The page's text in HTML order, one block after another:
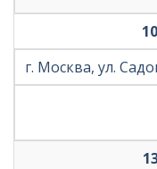
г. Москва, ул.